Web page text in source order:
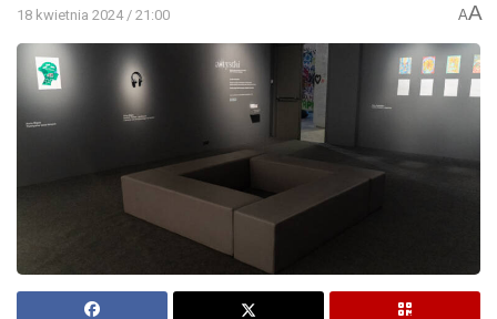
18 kwietnia 2024 / 21:00 AA